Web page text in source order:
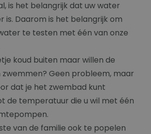
is het belangrijk dat uw water
is. Daarom is het belangrijk om
te testen met één van onze
koud buiten maar willen de
Geen probleem, maar
dat je het zwembad kunt
de temperatuur die u wil met één
van de familie ook te popelen